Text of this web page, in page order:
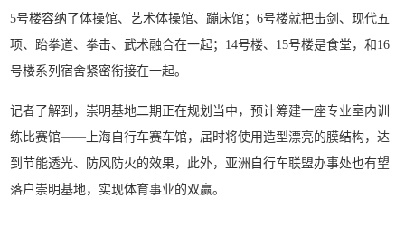
5号楼容纳了体操馆、艺术体操馆、蹦床馆；6号楼就把击剑、现代五
项、跆拳道、拳击、武术融合在一起；14号楼、15号楼是食堂，和16
号楼系列宿舍紧密衔接在一起。
记者了解到，崇明基地二期正在规划当中，预计筹建一座专业室内训
练比赛馆——上海自行车赛车馆，届时将使用造型漂亮的膜结构，达
到节能透光、防风防火的效果，此外，亚洲自行车联盟办事处也有望
落户崇明基地，实现体育事业的双赢。